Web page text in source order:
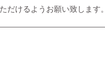
だけるようお願い致します。